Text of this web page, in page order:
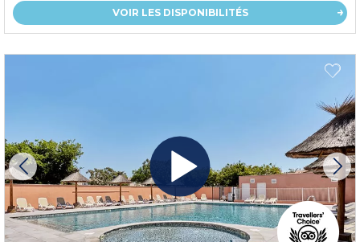
VOIR LES DISPONIBILITÉS